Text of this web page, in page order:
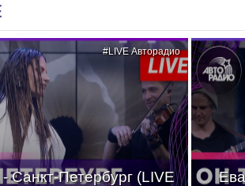
Санкт-Петербург (LIVE
#LIVE Авторадио